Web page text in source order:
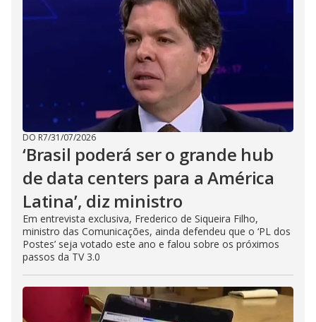
DO R7/31/07/2026
‘Brasil poderá ser o grande hub
de data centers para a América
Latina’, diz ministro
Em entrevista exclusiva, Frederico de Siqueira Filho,
ministro das Comunicações, ainda defendeu que o ‘PL dos
Postes’ seja votado este ano e falou sobre os próximos
passos da TV 3.0